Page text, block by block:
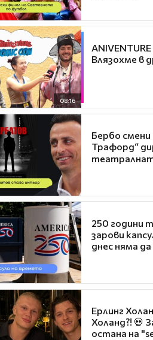
08:16
Влязохме в
Бербо
Трафорд“
250 години
зарови
днес няма
Ерлинг
Холанд?! 💀
остана на